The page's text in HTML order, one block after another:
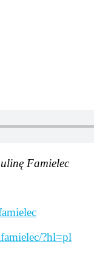
Famielec
?hl=pl